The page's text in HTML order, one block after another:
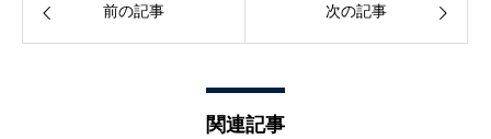
前の記事 次の記事
関連記事